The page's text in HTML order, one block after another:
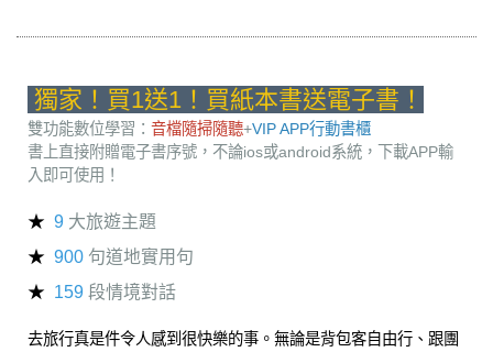
獨家！買1送1！買紙本書送電子書！
雙功能數位學習： 音檔隨掃隨聽+VIP APP行動書櫃
書上直接附贈電子書序號，不論ios或android系統，下載APP輸
入即可使用！
9 大旅遊主題
900 句道地實用句
159 段情境對話
去旅行真是件令人感到很快樂的事。無論是背包客自由行、跟團